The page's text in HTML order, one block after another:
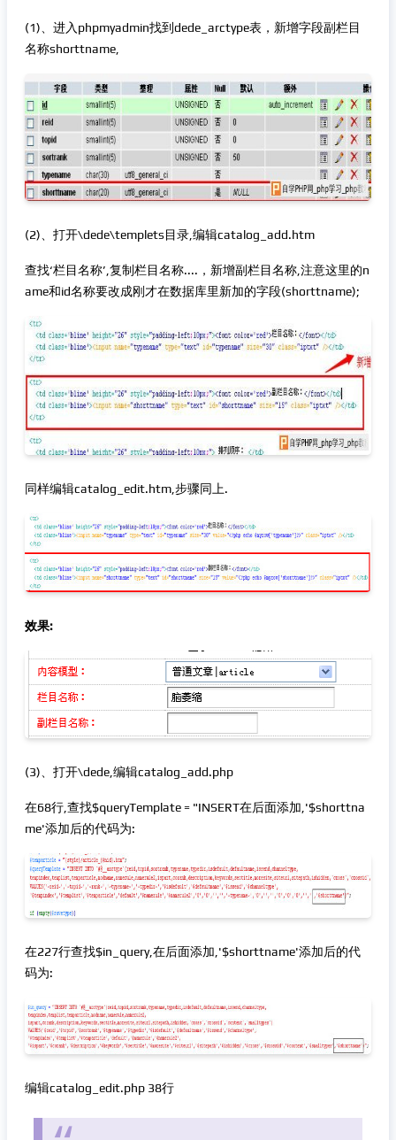
(1)、进入phpmyadmin找到dede_arctype表，新增字段副栏目
名称shorttname,
(2)、打开\dede\templets目录,编辑catalog_add.htm
查找‘栏目名称’,复制栏目名称....，新增副栏目名称,注意这里的n
ame和id名称要改成刚才在数据库里新加的字段(shorttname);
同样编辑catalog_edit.htm,步骤同上.
效果:
(3)、打开\dede,编辑catalog_add.php
在68行,查找$queryTemplate = "INSERT在后面添加,'$shorttna
me'添加后的代码为:
在227行查找$in_query,在后面添加,'$shorttname'添加后的代
码为:
编辑catalog_edit.php 38行